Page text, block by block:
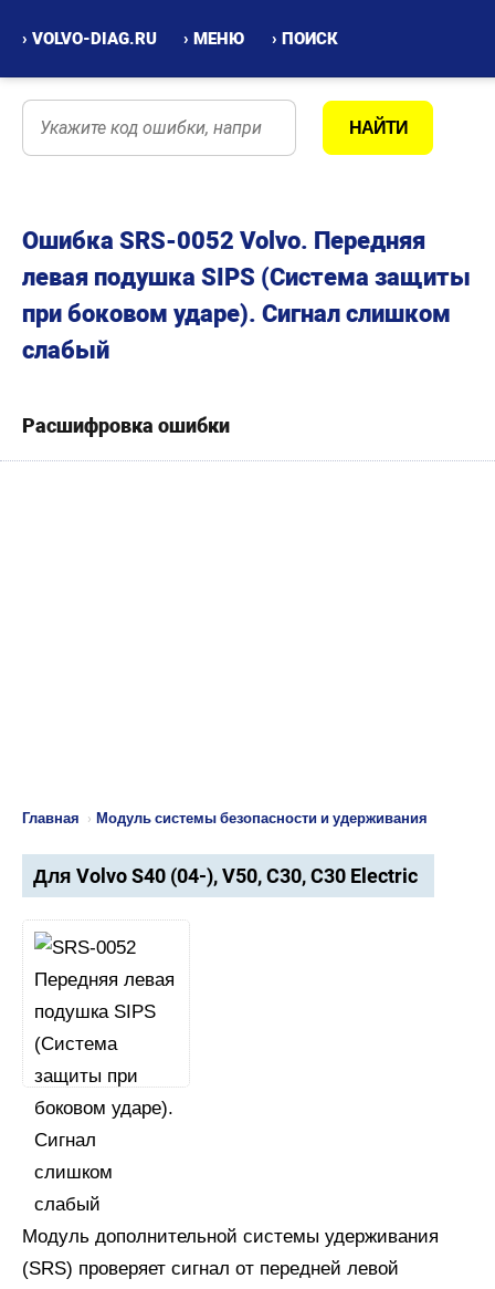
› VOLVO-DIAG.RU › МЕНЮ › ПОИСК
Ошибка SRS-0052 Volvo. Передняя
левая подушка SIPS (Система защиты
при боковом ударе). Сигнал слишком
слабый
Расшифровка ошибки
Главная › Модуль системы безопасности и удерживания
Для Volvo S40 (04-), V50, C30, C30 Electric
Модуль дополнительной системы удерживания
(SRS) проверяет сигнал от передней левой